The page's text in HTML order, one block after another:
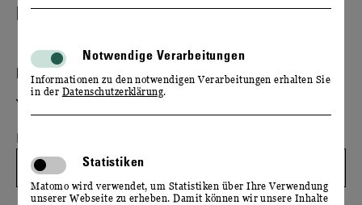
KONTAKTFORMULAR
EMPFÄNGER(IN)
wachs@schloss-wackerbarth.de
Ihr Name / Ihr Unternehmen
Notwendige Verarbeitungen
Informationen zu den notwendigen Verarbeitungen erhalten Sie
in der Datenschutzerklärung.
Statistiken
Matomo wird verwendet, um Statistiken über Ihre Verwendung
unserer Webseite zu erheben. Damit können wir unsere Inhalte